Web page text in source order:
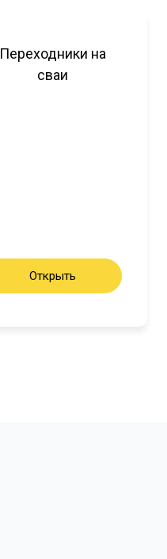
Переходники на
сваи
Открыть